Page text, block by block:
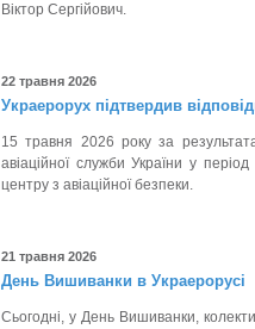
Віктор Сергійович.
22 травня 2026
Украерорух підтвердив
15 травня 2026 року за
авіаційної служби України у
центру з авіаційної безпеки.
21 травня 2026
День Вишиванки в Украерорусі
Сьогодні, у День Вишиванки,